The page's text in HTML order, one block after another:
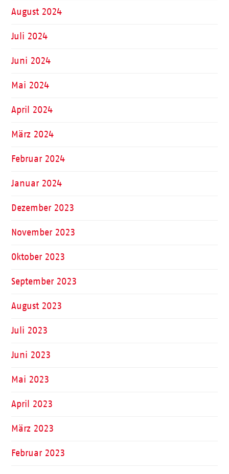
August 2024
Juli 2024
Juni 2024
Mai 2024
April 2024
März 2024
Februar 2024
Januar 2024
Dezember 2023
November 2023
Oktober 2023
September 2023
August 2023
Juli 2023
Juni 2023
Mai 2023
April 2023
März 2023
Februar 2023